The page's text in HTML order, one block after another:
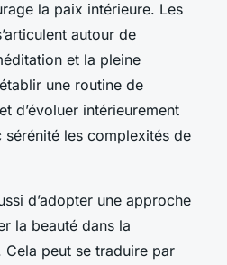
la paix intérieure. Les
autour de
et la pleine
une routine de
d’évoluer intérieurement
les complexités de
d’adopter une approche
la beauté dans la
peut se traduire par